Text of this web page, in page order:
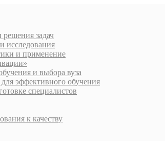
задач
исследования
и применение
и выбора вуза
эффективного обучения
специалистов
к качеству